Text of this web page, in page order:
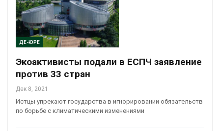
ДЕ-ЮРЕ
Экоактивисты подали в ЕСПЧ заявление
против 33 стран
Дек 8, 2021
Истцы упрекают государства в игнорировании обязательств
по борьбе с климатическими изменениями